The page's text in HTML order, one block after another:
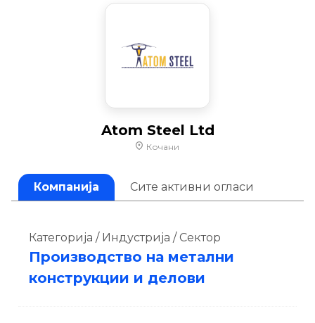
Atom Steel Ltd
Кочани
Компанија Сите активни огласи
Категорија / Индустрија / Сектор
Производство на метални
конструкции и делови